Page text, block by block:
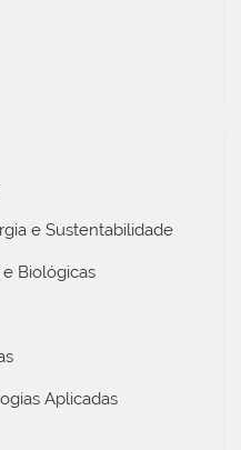
e Sustentabilidade
Biológicas
Aplicadas